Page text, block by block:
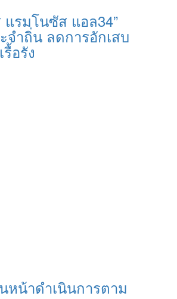
รมโนซัส แอล34”
จำถิ่น ลดการอักเสบ
อรัง
หน้าดำเนินการตาม